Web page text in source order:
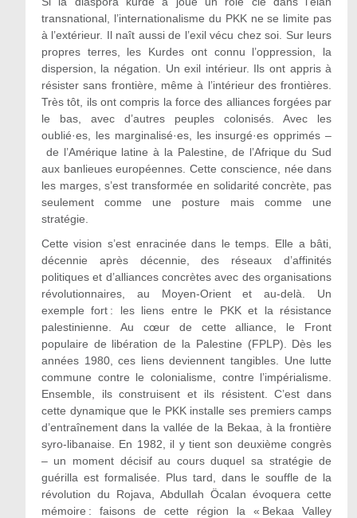
transnational, l’internationalisme du PKK ne se limite pas
à l’extérieur. Il naît aussi de l’exil vécu chez soi. Sur leurs
propres terres, les Kurdes ont connu l’oppression, la
dispersion, la négation. Un exil intérieur. Ils ont appris à
résister sans frontière, même à l’intérieur des frontières.
Très tôt, ils ont compris la force des alliances forgées par
le bas, avec d’autres peuples colonisés. Avec les
oublié·es, les marginalisé·es, les insurgé·es opprimés –
de l’Amérique latine à la Palestine, de l’Afrique du Sud
aux banlieues européennes. Cette conscience, née dans
les marges, s’est transformée en solidarité concrète, pas
seulement comme une posture mais comme une
stratégie.
Cette vision s’est enracinée dans le temps. Elle a bâti,
décennie après décennie, des réseaux d’affinités
politiques et d’alliances concrètes avec des organisations
révolutionnaires, au Moyen-Orient et au-delà. Un
exemple fort : les liens entre le PKK et la résistance
palestinienne. Au cœur de cette alliance, le Front
populaire de libération de la Palestine (FPLP). Dès les
années 1980, ces liens deviennent tangibles. Une lutte
commune contre le colonialisme, contre l’impérialisme.
Ensemble, ils construisent et ils résistent. C’est dans
cette dynamique que le PKK installe ses premiers camps
d’entraînement dans la vallée de la Bekaa, à la frontière
syro-libanaise. En 1982, il y tient son deuxième congrès
– un moment décisif au cours duquel sa stratégie de
guérilla est formalisée. Plus tard, dans le souffle de la
révolution du Rojava, Abdullah Öcalan évoquera cette
mémoire : faisons de cette région la « Bekaa Valley